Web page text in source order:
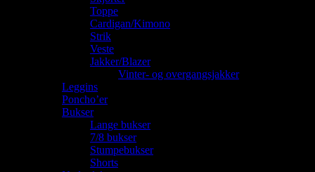
Toppe
Cardigan/Kimono
Strik
Veste
Jakker/Blazer
Vinter- og overgangsjakker
Leggins
Poncho’er
Bukser
Lange bukser
7/8 bukser
Stumpebukser
Shorts